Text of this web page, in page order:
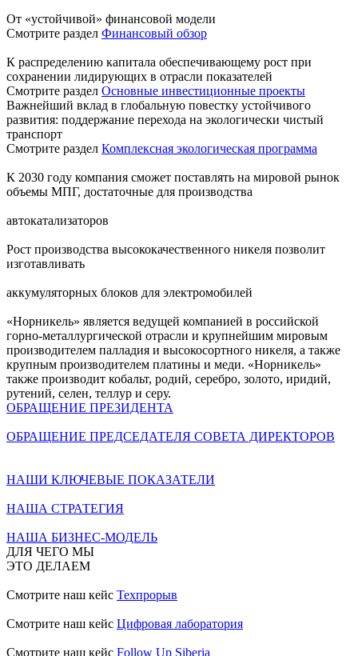
От «устойчивой» финансовой модели
Смотрите раздел Финансовый обзор
К распределению капитала обеспечивающему рост при
сохранении лидирующих в отрасли показателей
Смотрите раздел Основные инвестиционные проекты
Важнейший вклад в глобальную повестку устойчивого
развития: поддержание перехода на экологически чистый
транспорт
Смотрите раздел Комплексная экологическая программа
К 2030 году компания сможет поставлять на мировой рынок
объемы МПГ, достаточные для производства
автокатализаторов
Рост производства высококачественного никеля позволит
изготавливать
аккумуляторных блоков для электромобилей
«Норникель» является ведущей компанией в российской
горно-металлургической отрасли и крупнейшим мировым
производителем палладия и высокосортного никеля, а также
крупным производителем платины и меди. «Норникель»
также производит кобальт, родий, серебро, золото, иридий,
рутений, селен, теллур и серу.
ОБРАЩЕНИЕ ПРЕЗИДЕНТА
ОБРАЩЕНИЕ ПРЕДСЕДАТЕЛЯ СОВЕТА ДИРЕКТОРОВ
НАШИ КЛЮЧЕВЫЕ ПОКАЗАТЕЛИ
НАША СТРАТЕГИЯ
НАША БИЗНЕС-МОДЕЛЬ
ДЛЯ ЧЕГО МЫ
ЭТО ДЕЛАЕМ
Смотрите наш кейс Техпрорыв
Смотрите наш кейс Цифровая лаборатория
Смотрите наш кейс Follow Up Siberia